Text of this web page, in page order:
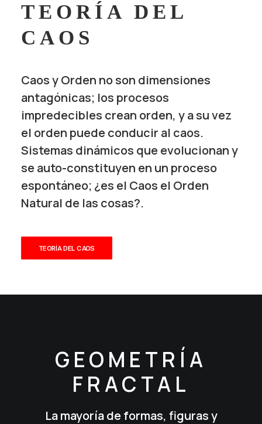
TEORÍA DEL
CAOS
Caos y Orden no son dimensiones
antagónicas; los procesos
impredecibles crean orden, y a su vez
el orden puede conducir al caos.
Sistemas dinámicos que evolucionan y
se auto-constituyen en un proceso
espontáneo; ¿es el Caos el Orden
Natural de las cosas?.
TEORÍA DEL CAOS
GEOMETRÍA
FRACTAL
La mayoría de formas, figuras y